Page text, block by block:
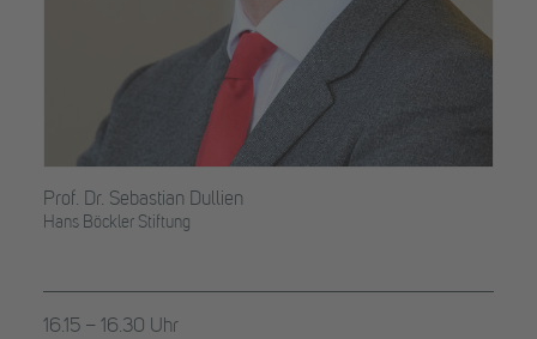
Prof. Dr. Sebastian Dullien
Hans Böckler Stiftung
16.15 – 16.30 Uhr